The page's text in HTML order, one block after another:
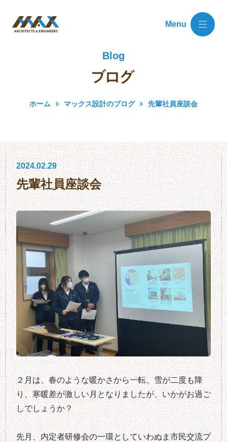
Menu
Blog
ホーム マックス設計のブログ 先輩社員座談会
2024.02.29
先輩社員座談会
２月は、春のような暖かさから一転、雪が二度も降
り、寒暖差が激しい月となりましたが、いかがお過ご
しでしょうか？
先月、内定者研修会の一環としていわぬま市民交流プ